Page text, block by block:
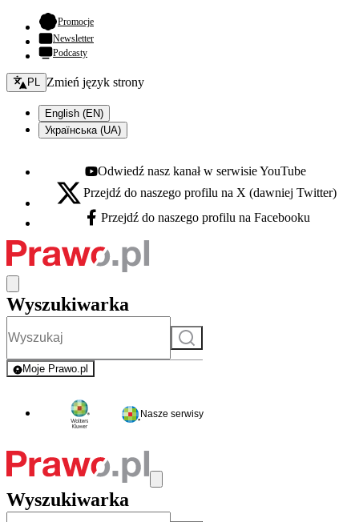
Promocje- otwiera się w nowej karcie
Newsletter
Podcasty
Zmień język - bieżący:
PL Zmień język strony
English (EN)
Українська (UA)
Youtube - otwiera się w nowej karcie
Odwiedź nasz kanał w serwisie YouTube
X - otwiera się w nowej karcie
Przejdź do naszego profilu na X (dawniej Twitter)
Facebook - otwiera się w nowej karcie
Przejdź do naszego profilu na Facebooku
Wyszukiwarka
Szukaj
Moje Prawo.pl
- rejestracja i logowanie do serwisu
Nasze serwisy
Wyszukiwarka